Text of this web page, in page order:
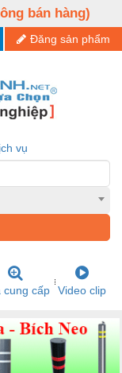
bán hàng)
Đăng sản phẩm
vụ
cung cấp Video clip